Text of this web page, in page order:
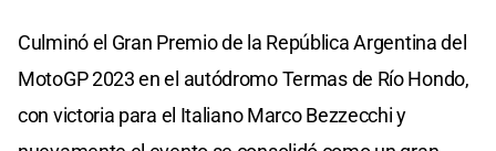
Culminó el Gran Premio de la República Argentina del
MotoGP 2023 en el autódromo Termas de Río Hondo,
con victoria para el Italiano Marco Bezzecchi y